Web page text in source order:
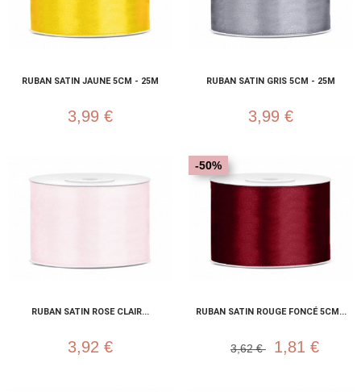
RUBAN SATIN JAUNE 5CM - 25M
3,99 €
RUBAN SATIN GRIS 5CM - 25M
3,99 €
RUBAN SATIN ROSE CLAIR...
3,92 €
RUBAN SATIN ROUGE FONCÉ 5CM...
-50%
3,62 € 1,81 €